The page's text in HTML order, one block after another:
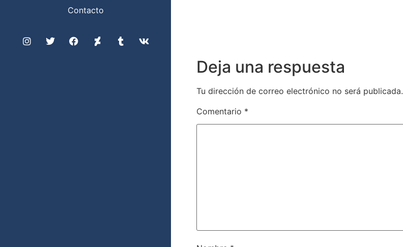
Contacto
Deja una respuesta
Tu dirección de correo electrónico no será publicada.
Comentario *